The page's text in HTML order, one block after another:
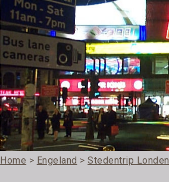
Home > Engeland >Stedentrip Londen